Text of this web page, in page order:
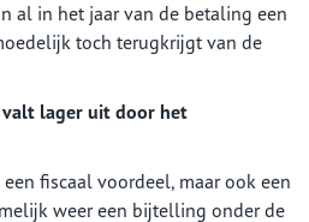
al in het jaar van de betaling een
toch terugkrijgt van de
lager uit door het
fiscaal voordeel, maar ook een
weer een bijtelling onder de